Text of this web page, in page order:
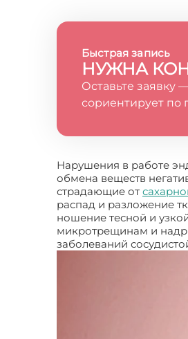
Быстрая запись
НУЖНА
Оставьте заявку
сориентирует по
Нарушения в работе
обмена веществ
страдающие от
распад и разложение
ношение тесной и
микротрещинам и
заболеваний